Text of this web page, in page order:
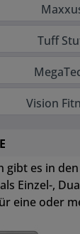
Tuff
Vision
gibt es in
Einzel-,
eine oder